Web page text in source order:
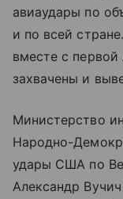
авиаудары по
и по всей
вместе с
захвачены и
Министерство
Народно-
удары США по
Александр